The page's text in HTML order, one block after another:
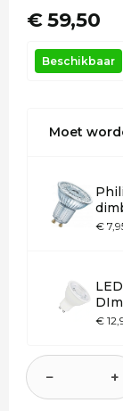
€ 59,50
Beschikbaar
Moet
€
€
− +